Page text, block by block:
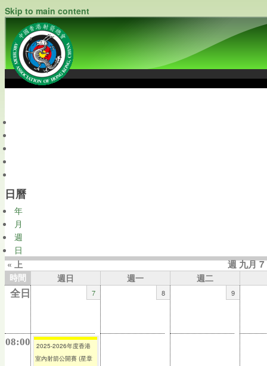
Skip to main content
日曆
年
月
週
日
« 上
週 九月
時間 週日 週一 週二
全日 7 8 9
08:00
2025-2026年度香港
室內射箭公開賽 (星章